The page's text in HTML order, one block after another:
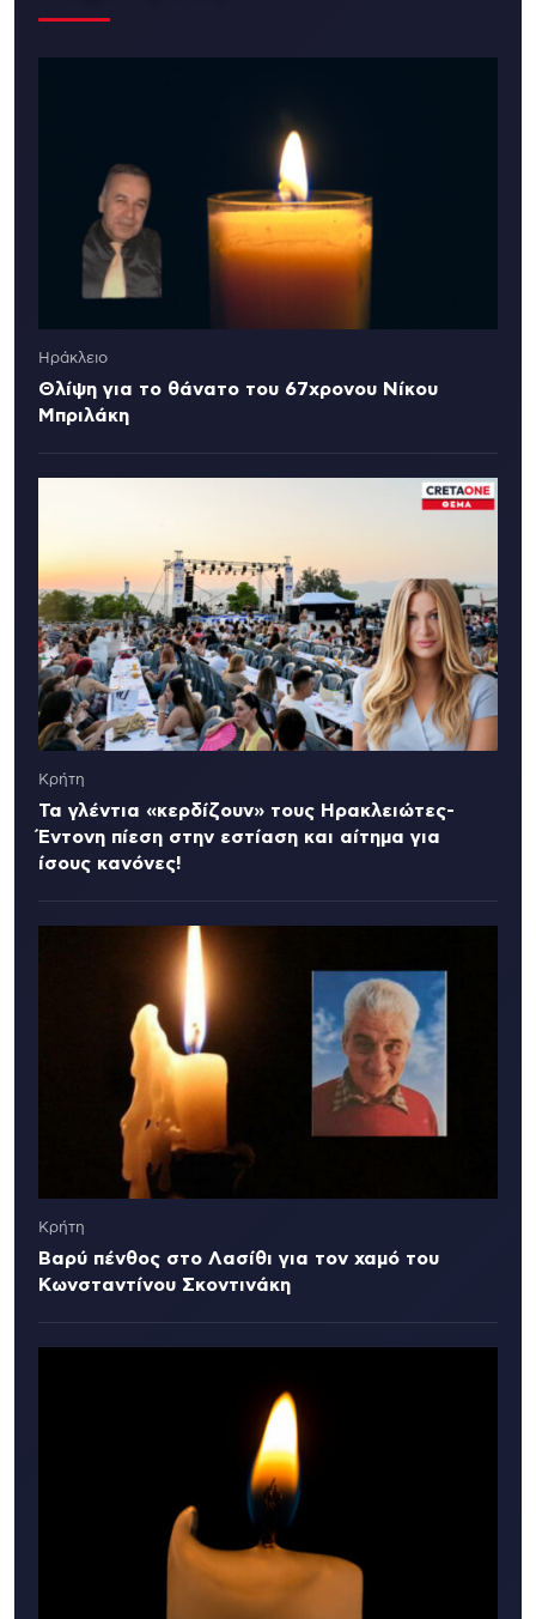
Ηράκλειο
Θλίψη για το θάνατο του 67χρονου Νίκου
Μπριλάκη
Κρήτη
Τα γλέντια «κερδίζουν» τους Ηρακλειώτες-
Έντονη πίεση στην εστίαση και αίτημα για
ίσους κανόνες!
Κρήτη
Βαρύ πένθος στο Λασίθι για τον χαμό του
Κωνσταντίνου Σκοντινάκη